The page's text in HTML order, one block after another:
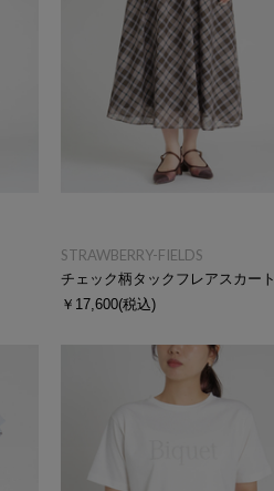
STRAWBERRY-FIELDS
チェック柄タックフレアスカート
￥17,600(税込)